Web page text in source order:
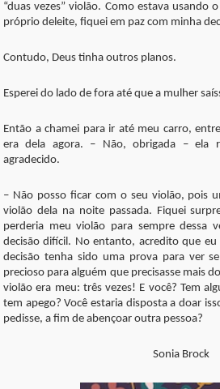
“duas vezes” violão. Como estava usando
próprio deleite, fiquei em paz com minha
Contudo, Deus tinha outros planos.
Esperei do lado de fora até que a mulher
Então a chamei para ir até meu carro,
era dela agora. – Não, obrigada – ela
agradecido.
– Não posso ficar com o seu violão, pois
violão dela na noite passada. Fiquei
perderia meu violão para sempre dessa
decisão difícil. No entanto, acredito que
decisão tenha sido uma prova para ver
precioso para alguém que precisasse mais
violão era meu: três vezes! E você? Tem
tem apego? Você estaria disposta a doar
pedisse, a fim de abençoar outra pessoa?
Sonia Brock